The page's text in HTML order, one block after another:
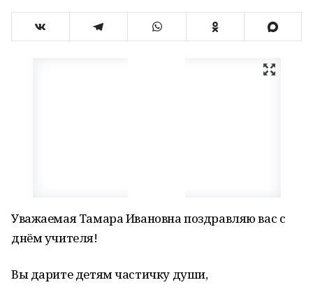
Уважаемая Тамара Ивановна поздравляю вас с
днём учителя!
Вы дарите детям частичку души,